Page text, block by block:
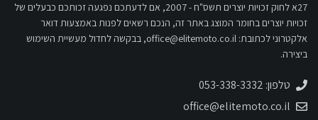
27א לחוק זכויות יוצרים תשס"ח - 2007, אם לדעתכם נפגעה זכותכם כבעלים של
זכויות יוצרים בחומר המוצג באתר זה, הנכם רשאים לפנות באמצעות דואר
אלקטרוני לכתובת: office@elitemoto.co.il, בבקשה לחדול מעשיית השימוש
ביצירה.
טלפון: 053-338-3332
office@elitemoto.co.il